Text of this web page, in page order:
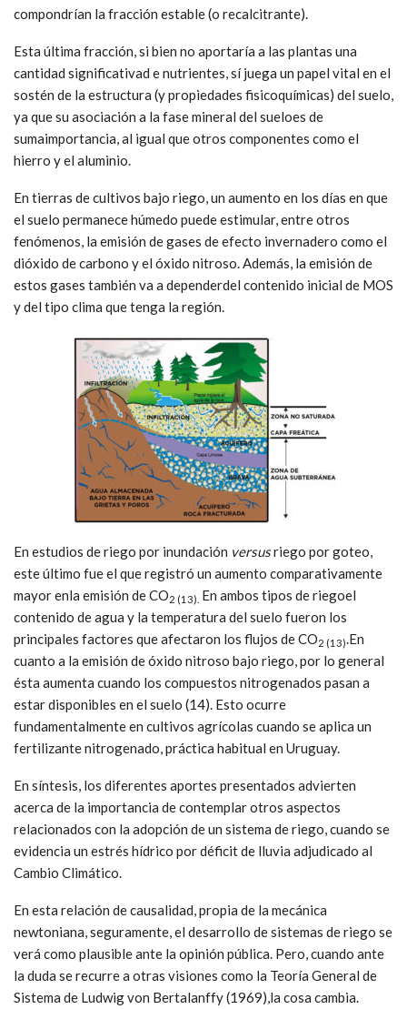
compondrían la fracción estable (o recalcitrante).
Esta última fracción, si bien no aportaría a las plantas una
cantidad significativad e nutrientes, sí juega un papel vital en el
sostén de la estructura (y propiedades fisicoquímicas) del suelo,
ya que su asociación a la fase mineral del sueloes de
sumaimportancia, al igual que otros componentes como el
hierro y el aluminio.
En tierras de cultivos bajo riego, un aumento en los días en que
el suelo permanece húmedo puede estimular, entre otros
fenómenos, la emisión de gases de efecto invernadero como el
dióxido de carbono y el óxido nitroso. Además, la emisión de
estos gases también va a dependerdel contenido inicial de MOS
y del tipo clima que tenga la región.
En estudios de riego por inundación versusriego por goteo,
este último fue el que registró un aumento comparativamente
mayor enla emisión de CO2 (13). En ambos tipos de riegoel
contenido de agua y la temperatura del suelo fueron los
principales factores que afectaron los flujos de CO2 (13).En
cuanto a la emisión de óxido nitroso bajo riego, por lo general
ésta aumenta cuando los compuestos nitrogenados pasan a
estar disponibles en el suelo (14). Esto ocurre
fundamentalmente en cultivos agrícolas cuando se aplica un
fertilizante nitrogenado, práctica habitual en Uruguay.
En síntesis, los diferentes aportes presentados advierten
acerca de la importancia de contemplar otros aspectos
relacionados con la adopción de un sistema de riego, cuando se
evidencia un estrés hídrico por déficit de lluvia adjudicado al
Cambio Climático.
En esta relación de causalidad, propia de la mecánica
newtoniana, seguramente, el desarrollo de sistemas de riego se
verá como plausible ante la opinión pública. Pero, cuando ante
la duda se recurre a otras visiones como la Teoría General de
Sistema de Ludwig von Bertalanffy (1969),la cosa cambia.